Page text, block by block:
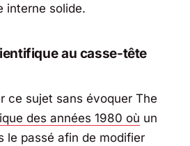
interne solide.
au casse-tête
ce sujet sans évoquer The
des années 1980 où un
le passé afin de modifier